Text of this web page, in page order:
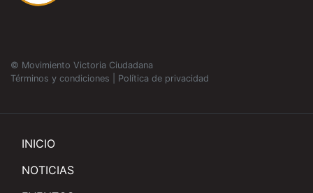
© Movimiento Victoria Ciudadana
Términos y condiciones
Política de privacidad
INICIO
NOTICIAS